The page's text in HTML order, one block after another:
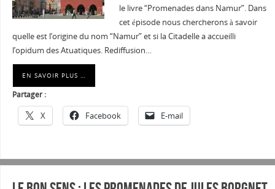
le livre “Promenades dans Namur”. Dans
cet épisode nous chercherons à savoir
quelle est l’origine du nom “Namur” et si la Citadelle a accueilli
l’opidum des Atuatiques. Rediffusion…
EN SAVOIR PLUS …
Partager :
X Facebook E-mail